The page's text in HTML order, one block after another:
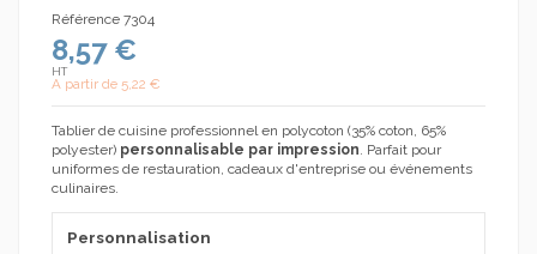
Référence 7304
8,57 €
HT
A partir de 5,22 €
Tablier de cuisine professionnel en polycoton (35% coton, 65%
polyester) personnalisable par impression. Parfait pour
uniformes de restauration, cadeaux d'entreprise ou événements
culinaires.
Personnalisation